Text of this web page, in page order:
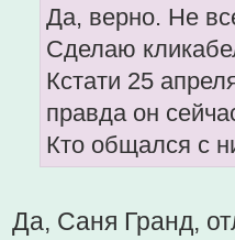
Да, верно. Не
Сделаю
Кстати 25
правда он
Кто общался с
Да, Саня Гранд,